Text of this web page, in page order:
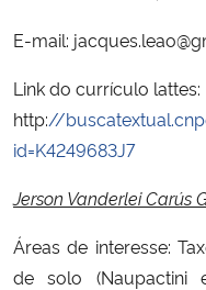
E-mail:
Link do currículo lattes:
http://
id=K4249683J7
Jerson Vanderlei Carús
Áreas de interesse:
de solo (Naupactini